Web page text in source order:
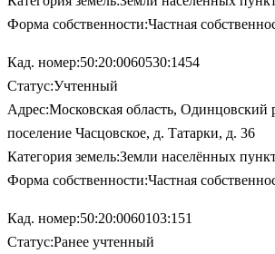
Форма собственности:Частная
Кад. номер:50:20:0060530:1454
Статус:Учтенный
Адрес:Московская область, Одинцовский
поселение Часцовское, д. Татарки, д. 36
Категория земель:Земли населённых
Форма собственности:Частная
Кад. номер:50:20:0060103:151
Статус:Ранее учтенный